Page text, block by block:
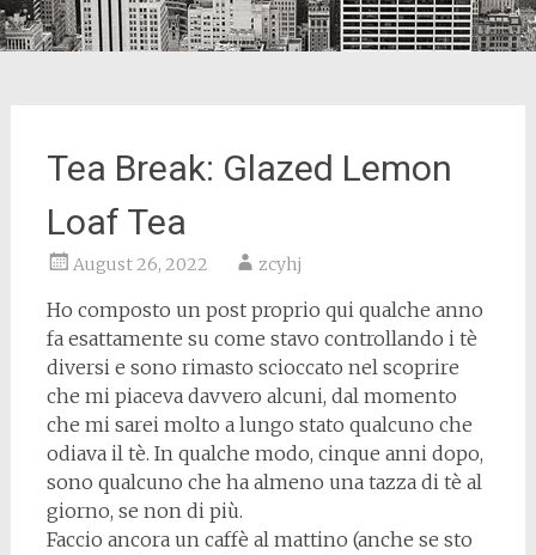
Tea Break: Glazed Lemon
Loaf Tea
August 26, 2022 zcyhj
Ho composto un post proprio qui qualche anno
fa esattamente su come stavo controllando i tè
diversi e sono rimasto scioccato nel scoprire
che mi piaceva davvero alcuni, dal momento
che mi sarei molto a lungo stato qualcuno che
odiava il tè. In qualche modo, cinque anni dopo,
sono qualcuno che ha almeno una tazza di tè al
giorno, se non di più.
Faccio ancora un caffè al mattino (anche se sto